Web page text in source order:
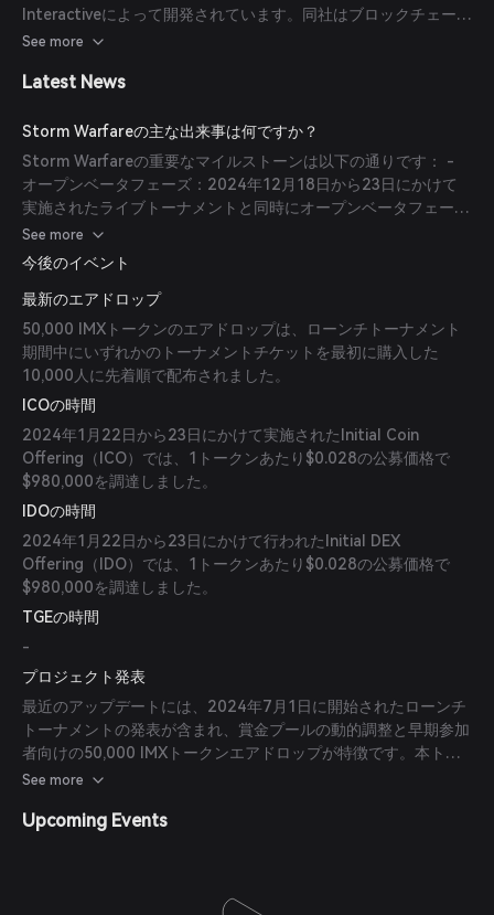
性：本作は歴史的に正確な動的戦闘ボードと精巧に作成されたカ
ードを備え、第二次世界大戦のシナリオに没入できます。
Interactiveによって開発されています。同社はブロックチェーン
とWeb 3.0技術のゲームへの統合に注力し、エンターテインメン
います。
See more
Latest News
Storm Warfareの主な出来事は何ですか？
Storm Warfareの重要なマイルストーンは以下の通りです： -
オープンベータフェーズ：2024年12月18日から23日にかけて
実施されたライブトーナメントと同時にオープンベータフェーズ
に突入し、14,000人のユニークプレイヤーと220,000試合が行
われました。 - ローンチトーナメント：賞金総額は$50,000の
に充てられる動的なトーナメントが発表されました。また、最初
の10,000参加者には50,000 IMXトークンのエアドロップが行わ
れました。
See more
今後のイベント
最新のエアドロップ
50,000 IMXトークンのエアドロップは、ローンチトーナメント
期間中にいずれかのトーナメントチケットを最初に購入した
10,000人に先着順で配布されました。
ICOの時間
2024年1月22日から23日にかけて実施されたInitial Coin
Offering（ICO）では、1トークンあたり$0.028の公募価格で
$980,000を調達しました。
IDOの時間
2024年1月22日から23日にかけて行われたInitial DEX
Offering（IDO）では、1トークンあたり$0.028の公募価格で
$980,000を調達しました。
TGEの時間
-
プロジェクト発表
最近のアップデートには、2024年7月1日に開始されたローンチ
トーナメントの発表が含まれ、賞金プールの動的調整と早期参加
者向けの50,000 IMXトークンエアドロップが特徴です。本トー
ナメントは戦略的な戦いと大規模な報酬でプレイヤーの参加を促
See more
Upcoming Events